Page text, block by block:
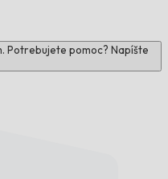
Potrebujete pomoc? Napíšte